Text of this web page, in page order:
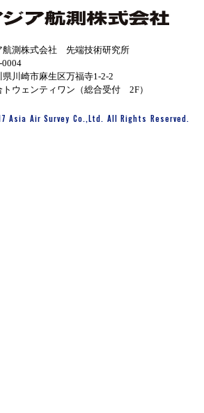
航測株式会社 先端技術研究所
0004
県川崎市麻生区万福寺1-2-2
トウェンティワン（総合受付 2F）
Asia Air Survey Co.,Ltd. All Rights Reserved.